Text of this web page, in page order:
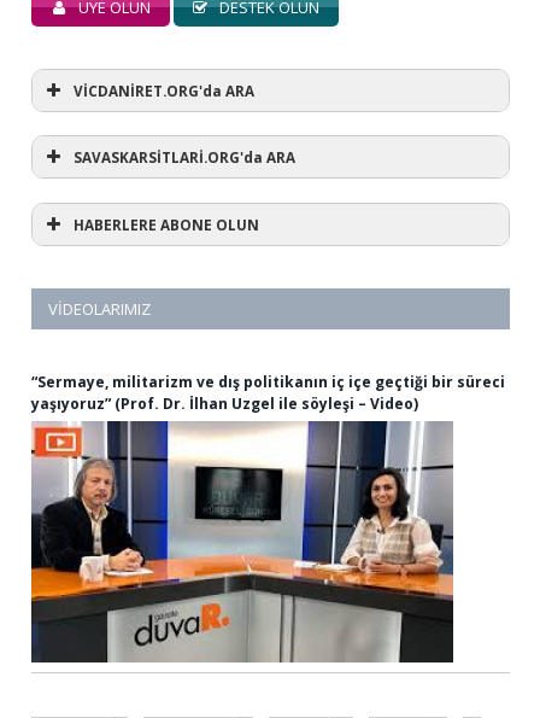
ÜYE OLUN DESTEK OLUN
VİCDANİRET.ORG'da ARA
SAVASKARSİTLARİ.ORG'da ARA
HABERLERE ABONE OLUN
VIDEOLARIMIZ
“Sermaye, militarizm ve dış politikanın iç içe geçtiği bir süreci
yaşıyoruz” (Prof. Dr. İlhan Uzgel ile söyleşi – Video)